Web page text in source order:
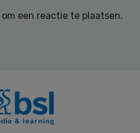
om een reactie te plaatsen.